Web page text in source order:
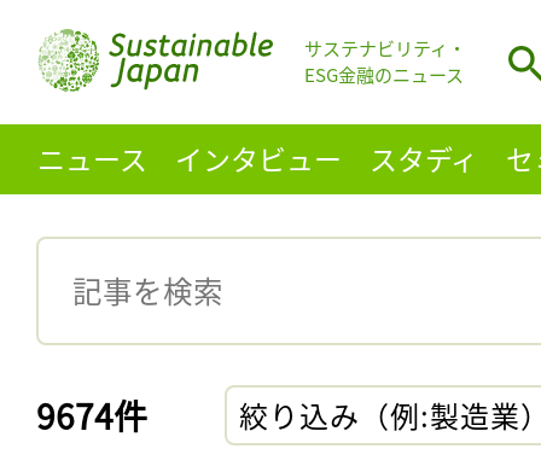
サステナビリティ・
ESG金融のニュース
ニュース インタビュー スタディ
9674件 絞り込み（例:製造業